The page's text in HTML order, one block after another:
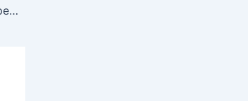
Cele mai bune tractoare mici pentru ferme și grădini în România